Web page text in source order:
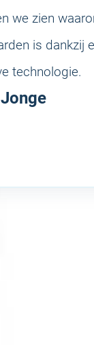
we zien
is dankzij
technologie.